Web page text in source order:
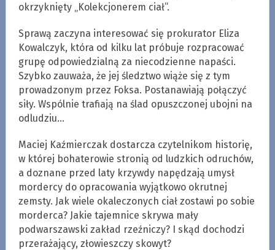
okrzyknięty „Kolekcjonerem ciał”.
Sprawą zaczyna interesować się prokurator Eliza
Kowalczyk, która od kilku lat próbuje rozpracować
grupę odpowiedzialną za niecodzienne napaści.
Szybko zauważa, że jej śledztwo wiąże się z tym
prowadzonym przez Foksa. Postanawiają połączyć
siły. Wspólnie trafiają na ślad opuszczonej ubojni na
odludziu…
Maciej Kaźmierczak dostarcza czytelnikom historię,
w której bohaterowie stronią od ludzkich odruchów,
a doznane przed laty krzywdy napędzają umysł
mordercy do opracowania wyjątkowo okrutnej
zemsty. Jak wiele okaleczonych ciał zostawi po sobie
morderca? Jakie tajemnice skrywa mały
podwarszawski zakład rzeźniczy? I skąd dochodzi
przerażający, złowieszczy skowyt?